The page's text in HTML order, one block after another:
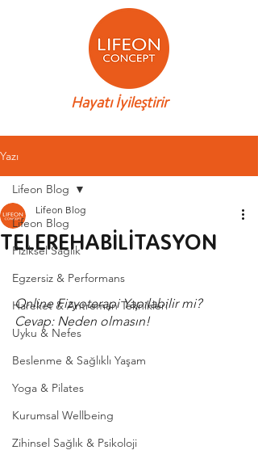
Hayatı İyileştirir
Yazı
Lifeon Blog
Fiziksel Sağlık
Egzersiz & Performans
Hareket & Antreman Teknikleri
Uyku & Nefes
Beslenme & Sağlıklı Yaşam
Yoga & Pilates
Kurumsal Wellbeing
Zihinsel Sağlık & Psikoloji
Lifeon Blog
TELEREHABİLİTASYON
Lifeon Blog
Online Fizyoterapi Yapılabilir mi?
Cevap: Neden olmasın!